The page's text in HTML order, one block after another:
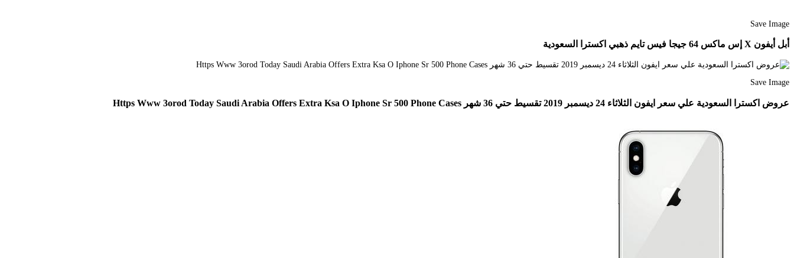
Save Image
أبل أيفون X إس ماكس 64 جيجا فيس تايم ذهبي اكسترا السعودية
Save Image
عروض اكسترا السعودية علي سعر ايفون الثلاثاء 24 ديسمبر 2019 تقسيط حتي 36 شهر Https Www 3orod Today Saudi Arabia Offers Extra Ksa O Iphone Sr 500 Phone Cases